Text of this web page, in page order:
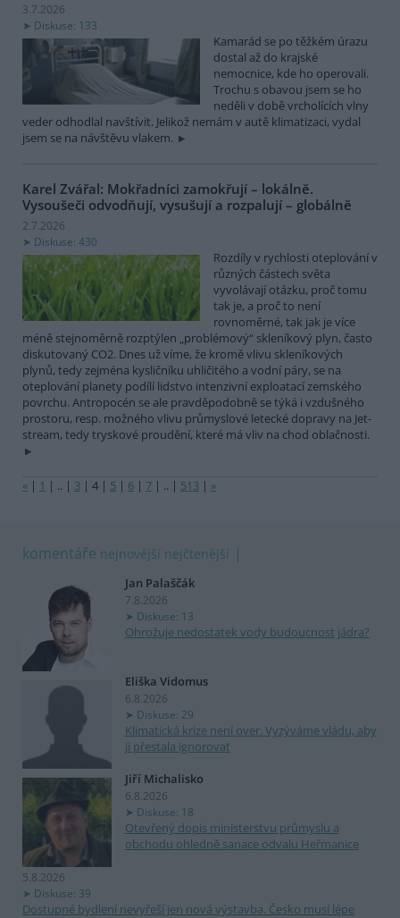
3.7.2026
Diskuse: 133
Kamarád se po těžkém úrazu
dostal až do krajské
nemocnice, kde ho operovali.
Trochu s obavou jsem se ho
neděli v době vrcholících vlny
veder odhodlal navštívit. Jelikož nemám v autě klimatizaci, vydal
jsem se na návštěvu vlakem.
Karel Zvářal: Mokřadníci zamokřují – lokálně.
Vysoušeči odvodňují, vysušují a rozpalují – globálně
2.7.2026
Diskuse: 430
Rozdíly v rychlosti oteplování v
různých částech světa
vyvolávají otázku, proč tomu
tak je, a proč to není
rovnoměrné, tak jak je více
méně stejnoměrně rozptýlen „problémový“ skleníkový plyn, často
diskutovaný CO2. Dnes už víme, že kromě vlivu skleníkových
plynů, tedy zejména kysličníku uhličitého a vodní páry, se na
oteplování planety podílí lidstvo intenzivní exploatací zemského
povrchu. Antropocén se ale pravděpodobně se týká i vzdušného
prostoru, resp. možného vlivu průmyslové letecké dopravy na Jet-
stream, tedy tryskové proudění, které má vliv na chod oblačnosti.
« | 1 | .. | 3 | 4 | 5 | 6 | 7 | .. | 513 | »
komentáře nejnovější nejčtenější
Jan Palaščák
7.8.2026
Diskuse: 13
Ohrožuje nedostatek vody budoucnost jádra?
Eliška Vidomus
6.8.2026
Diskuse: 29
Klimatická krize není over. Vyzýváme vládu, aby
ji přestala ignorovat
Jiří Michalisko
6.8.2026
Diskuse: 18
Otevřený dopis ministerstvu průmyslu a
obchodu ohledně sanace odvalu Heřmanice
5.8.2026
Diskuse: 39
Dostupné bydlení nevyřeší jen nová výstavba. Česko musí lépe